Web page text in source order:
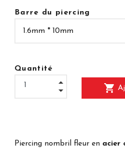
Barre du piercing
Quantité
shopping_cart
Piercing nombril fleur en acier